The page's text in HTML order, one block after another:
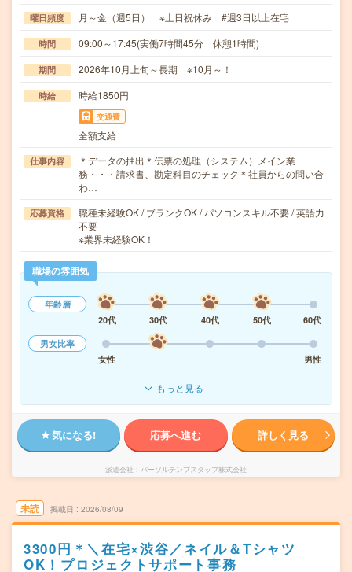
曜日頻度 月～金（週5日） ※土日祝休み #週3日以上在宅
時間 09:00～17:45(実働7時間45分 休憩1時間)
期間 2026年10月上旬～長期 ※10月～！
時給 時給1850円
交通費
全額支給
仕事内容
＊データの抽出＊伝票の処理（システム）メイン業
務・・・請求書、勘定科目のチェック＊社員からの問い合
わ…
応募資格
職種未経験OK / ブランクOK / パソコンスキル不要 / 英語力
不要
※業界未経験OK！
職場の雰囲気
年齢層
20代
30代 40代 50代
60代
男女比率
女性
男性
もっと見る
気になる! 応募へ進む 詳しく見る
派遣会社 パーソルテンプスタッフ株式会社
未読 掲載日 2026/08/09
3300円＊＼在宅×渋谷／ネイル＆Tシャツ
OK！プロジェクトサポート事務